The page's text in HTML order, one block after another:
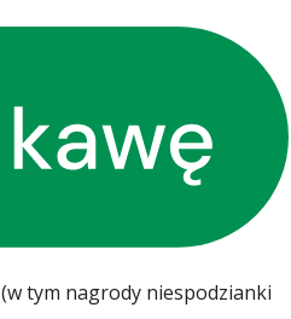
tym nagrody niespodzianki